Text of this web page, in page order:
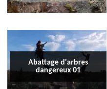
Abattage d'arbres
dangereux 01